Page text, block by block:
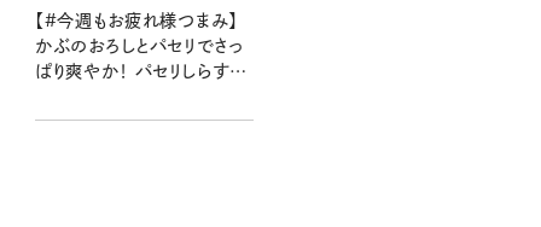
【#今週もお疲れ様つまみ】
かぶのおろしとパセリでさっ
ぱり爽やか！ パセリしらすお
ん）